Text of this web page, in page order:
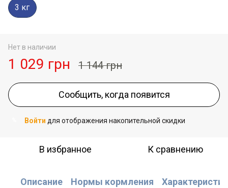
3 кг
Нет в наличии
1 029 грн 1 144 грн
Сообщить, когда появится
Войти для отображения накопительной скидки
В избранное К сравнению
Описание Нормы кормления